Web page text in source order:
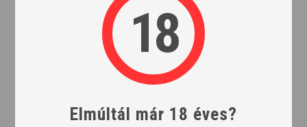
18
Elmúltál már 18 éves?